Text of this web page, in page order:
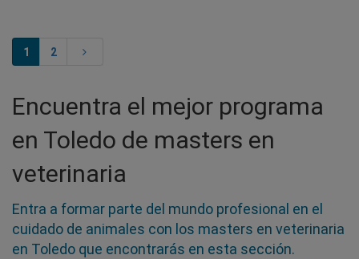
1 2
Encuentra el mejor programa
en Toledo de masters en
veterinaria
Entra a formar parte del mundo profesional en el
cuidado de animales con los masters en veterinaria
en Toledo que encontrarás en esta sección.